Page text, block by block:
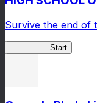
Survive the end of
Start